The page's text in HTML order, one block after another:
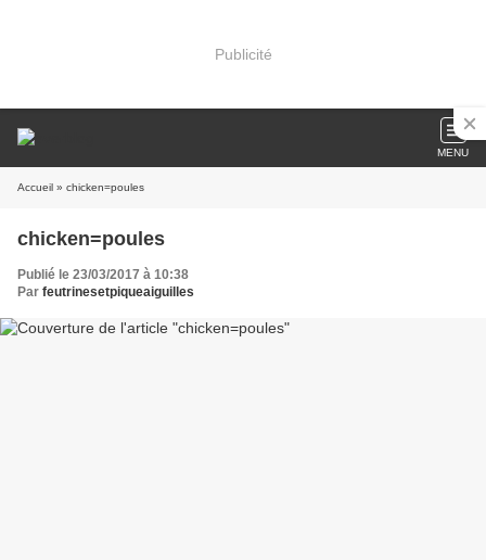
Publicité
MENU
Accueil » chicken=poules
chicken=poules
Publié le 23/03/2017 à 10:38
Par feutrinesetpiqueaiguilles